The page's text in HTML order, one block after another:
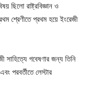
ছিলো রাষ্ট্রবিজ্ঞান ও
শ্রেণীতে প্রথম হয়ে ইংরেজী
সাহিত্যে গবেষণার জন্য তিনি
পরবর্তীতে লেস্টার